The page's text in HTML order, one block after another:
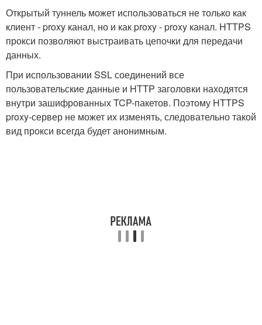
Открытый туннель может использоваться не только как
клиент - proxy канал, но и как proxy - proxy канал. HTTPS
прокси позволяют выстраивать цепочки для передачи
данных.
При использовании SSL соединений все
пользовательские данные и HTTP заголовки находятся
внутри зашифрованных TCP-пакетов. Поэтому HTTPS
proxy-сервер не может их изменять, следовательно такой
вид прокси всегда будет анонимным.